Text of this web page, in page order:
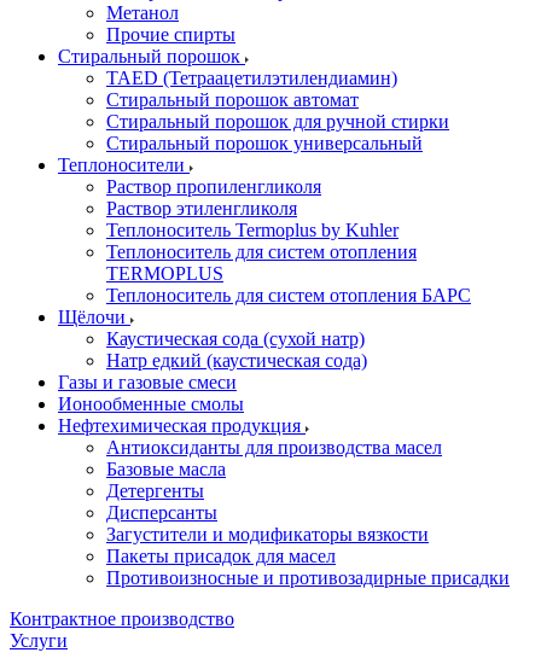
Метанол
Прочие спирты
Стиральный порошок
TAED (Тетраацетилэтилендиамин)
Стиральный порошок автомат
Стиральный порошок для ручной стирки
Стиральный порошок универсальный
Теплоносители
Раствор пропиленгликоля
Раствор этиленгликоля
Теплоноситель Termoplus by Kuhler
Теплоноситель для систем отопления
TERMOPLUS
Теплоноситель для систем отопления БАРС
Щёлочи
Каустическая сода (сухой натр)
Натр едкий (каустическая сода)
Газы и газовые смеси
Ионообменные смолы
Нефтехимическая продукция
Антиоксиданты для производства масел
Базовые масла
Детергенты
Дисперсанты
Загустители и модификаторы вязкости
Пакеты присадок для масел
Противоизносные и противозадирные присадки
Контрактное производство
Услуги